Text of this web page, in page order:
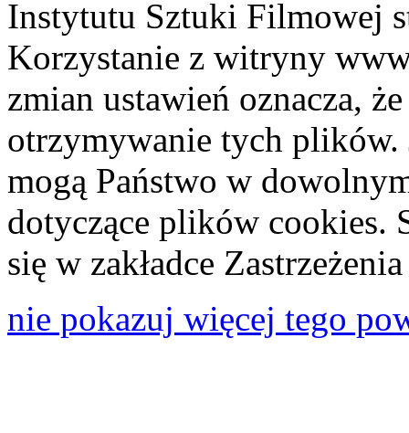
Instytutu Sztuki Filmowej
Korzystanie z witryny
zmian ustawień oznacza,
otrzymywanie tych plików.
mogą Państwo w
dotyczące plików cookies.
się w zakładce
nie pokazuj więcej tego